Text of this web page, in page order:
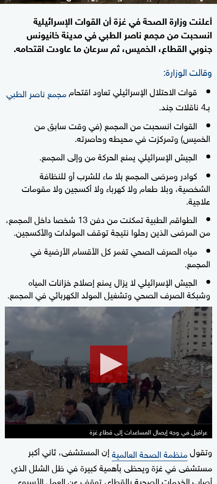
أعلنت وزارة الصحة في غزة أن القوات الإسرائيلية
انسحبت من مجمع ناصر الطبي في مدينة خانيونس
جنوبي القطاع، الخميس، ثم سرعان ما عاودت اقتحامه.
وقالت الوزارة:
قوات الاحتلال الإسرائيلي تعاود اقتحاممجمع ناصر الطبي
بـ4 ناقلات جند.
القوات انسحبت من المجمع (في وقت سابق من
الخميس) وتمركزت في محيطه وحاصرته.
الجيش الإسرائيلي يمنع الحركة من وإلى المجمع.
كوادر ومرضى المجمع بلا ماء للشرب أو للنظافة
الشخصية، وبلا طعام ولا كهرباء ولا أكسجين ولا مقومات
علاجية.
الطواقم الطبية تمكنت من دفن 13 شخصا داخل المجمع،
من المرضى الذين رحلوا نتيجة توقف المولدات والأكسجين.
مياه الصرف الصحي تغمر كل الأقسام الأرضية في
المجمع.
الجيش الإسرائيلي لا يزال يمنع إصلاح خزانات المياه
وشبكة الصرف الصحي وتشغيل المولد الكهربائي في المجمع.
minute,
43
seconds
عراقيل في وجه إيصال المساعدات إلى قطاع غزة
وتقولمنظمة الصحة العالميةإن المستشفى، ثاني أكبر
مستشفى في غزة ويحظى بأهمية كبيرة في ظل الشلل الذي
أصاب الخدمات الصحية بالقطاع، توقف عن العمل الأسبوع